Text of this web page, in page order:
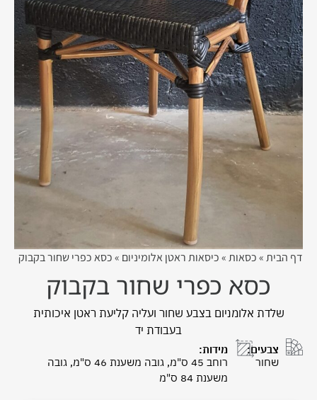
דף הבית»כסאות»כיסאות ראטן אלומיניום »כסא כפרי שחור בקבוק
כסא כפרי שחור בקבוק
שלדת אלומניום בצבע שחור ועליה קליעת ראטן איכותית
בעבודת יד
צבעים:
שחור
מידות:
רוחב 45 ס"מ, גובה משענת 46 ס"מ, גובה
משענת 84 ס"מ